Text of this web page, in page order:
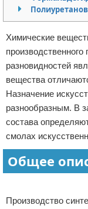
Начало
Обзоры услуг
Деловое
Менеджмент
Отказ от
Химические
разновидностей
вещества
Назначение
разнообразным. В
состава
смолах
Общее
Производство